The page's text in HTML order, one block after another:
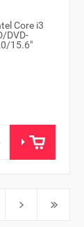
Core i3
DVD-
15.6"